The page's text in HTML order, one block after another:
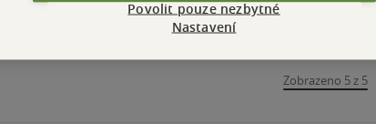
Zobrazeno 5 z 5
Povolit pouze nezbytné
Nastavení